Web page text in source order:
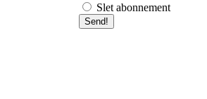
Slet abonnement